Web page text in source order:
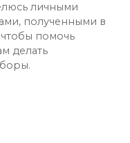
личными
полученными в
помочь
делать